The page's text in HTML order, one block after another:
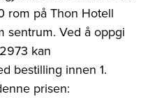
rom på Thon Hotell
sentrum. Ved å oppgi
kan
bestilling innen 1.
prisen: